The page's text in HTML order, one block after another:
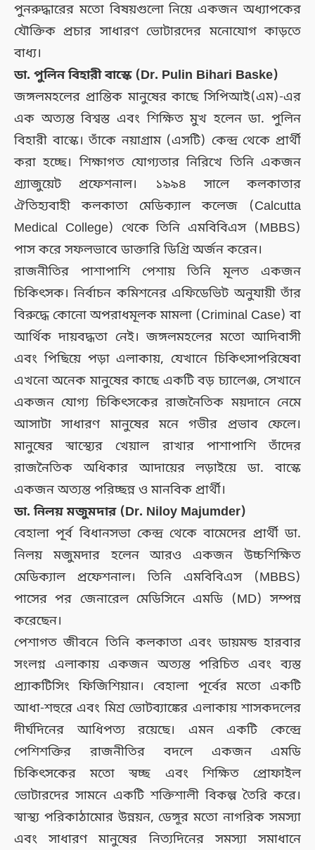
পুনরুদ্ধারের মতো বিষয়গুলো নিয়ে একজন অধ্যাপকের
যৌক্তিক প্রচার সাধারণ ভোটারদের মনোযোগ কাড়তে
বাধ্য।
ডা. পুলিন বিহারী বাস্কে (Dr. Pulin Bihari Baske)
জঙ্গলমহলের প্রান্তিক মানুষের কাছে সিপিআই(এম)-এর
এক অত্যন্ত বিশ্বস্ত এবং শিক্ষিত মুখ হলেন ডা. পুলিন
বিহারী বাস্কে। তাঁকে নয়াগ্রাম (এসটি) কেন্দ্র থেকে প্রার্থী
করা হচ্ছে। শিক্ষাগত যোগ্যতার নিরিখে তিনি একজন
গ্র্যাজুয়েট প্রফেশনাল। ১৯৯৪ সালে কলকাতার
ঐতিহ্যবাহী কলকাতা মেডিক্যাল কলেজ (Calcutta
Medical College) থেকে তিনি এমবিবিএস (MBBS)
পাস করে সফলভাবে ডাক্তারি ডিগ্রি অর্জন করেন।
রাজনীতির পাশাপাশি পেশায় তিনি মূলত একজন
চিকিৎসক। নির্বাচন কমিশনের এফিডেভিট অনুযায়ী তাঁর
বিরুদ্ধে কোনো অপরাধমূলক মামলা (Criminal Case) বা
আর্থিক দায়বদ্ধতা নেই। জঙ্গলমহলের মতো আদিবাসী
এবং পিছিয়ে পড়া এলাকায়, যেখানে চিকিৎসাপরিষেবা
এখনো অনেক মানুষের কাছে একটি বড় চ্যালেঞ্জ, সেখানে
একজন যোগ্য চিকিৎসকের রাজনৈতিক ময়দানে নেমে
আসাটা সাধারণ মানুষের মনে গভীর প্রভাব ফেলে।
মানুষের স্বাস্থ্যের খেয়াল রাখার পাশাপাশি তাঁদের
রাজনৈতিক অধিকার আদায়ের লড়াইয়ে ডা. বাস্কে
একজন অত্যন্ত পরিচ্ছন্ন ও মানবিক প্রার্থী।
ডা. নিলয় মজুমদার (Dr. Niloy Majumder)
বেহালা পূর্ব বিধানসভা কেন্দ্র থেকে বামেদের প্রার্থী ডা.
নিলয় মজুমদার হলেন আরও একজন উচ্চশিক্ষিত
মেডিক্যাল প্রফেশনাল। তিনি এমবিবিএস (MBBS)
পাসের পর জেনারেল মেডিসিনে এমডি (MD) সম্পন্ন
করেছেন।
পেশাগত জীবনে তিনি কলকাতা এবং ডায়মন্ড হারবার
সংলগ্ন এলাকায় একজন অত্যন্ত পরিচিত এবং ব্যস্ত
প্র্যাকটিসিং ফিজিশিয়ান। বেহালা পূর্বের মতো একটি
আধা-শহুরে এবং মিশ্র ভোটব্যাঙ্কের এলাকায় শাসকদলের
দীর্ঘদিনের আধিপত্য রয়েছে। এমন একটি কেন্দ্রে
পেশিশক্তির রাজনীতির বদলে একজন এমডি
চিকিৎসকের মতো স্বচ্ছ এবং শিক্ষিত প্রোফাইল
ভোটারদের সামনে একটি শক্তিশালী বিকল্প তৈরি করে।
স্বাস্থ্য পরিকাঠামোর উন্নয়ন, ডেঙ্গুর মতো নাগরিক সমস্যা
এবং সাধারণ মানুষের নিত্যদিনের সমস্যা সমাধানে